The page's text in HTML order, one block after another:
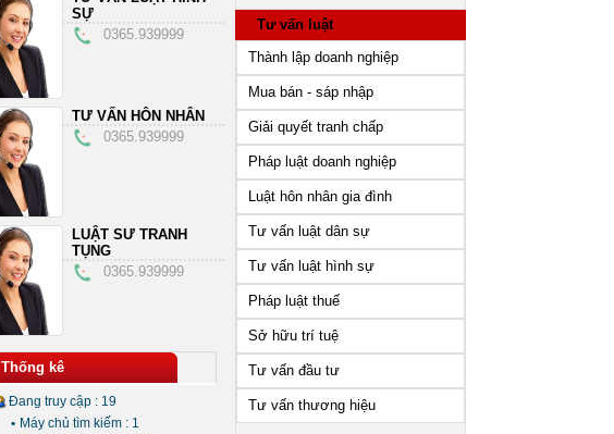
SỰ
0365.939999
TƯ VẤN HÔN NHÂN
0365.939999
LUẬT SƯ TRANH
TỤNG
0365.939999
Thống kê
Đang truy cập : 19
• Máy chủ tìm kiếm : 1
Tư vấn luật
Thành lập doanh nghiệp
Mua bán - sáp nhập
Giải quyết tranh chấp
Pháp luật doanh nghiệp
Luật hôn nhân gia đình
Tư vấn luật dân sự
Tư vấn luật hình sự
Pháp luật thuế
Sở hữu trí tuệ
Tư vấn đầu tư
Tư vấn thương hiệu